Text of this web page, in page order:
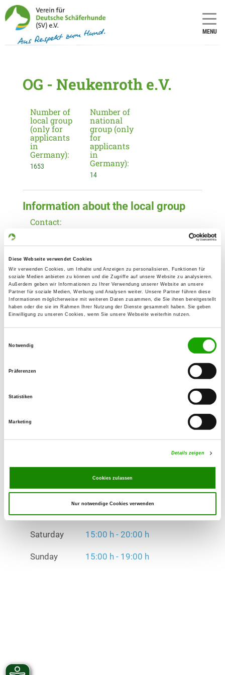
Diese Webseite verwendet Cookies
Wir verwenden Cookies, um Inhalte und Anzeigen zu personalisieren, Funktionen für
soziale Medien anbieten zu können und die Zugriffe auf unsere Website zu analysieren.
Außerdem geben wir Informationen zu Ihrer Verwendung unserer Website an unsere
Partner für soziale Medien, Werbung und Analysen weiter. Unsere Partner führen diese
Informationen möglicherweise mit weiteren Daten zusammen, die Sie ihnen bereitgestellt
haben oder die sie im Rahmen Ihrer Nutzung der Dienste gesammelt haben. Sie geben
Einwilligung zu unseren Cookies, wenn Sie unsere Webseite weiterhin nutzen.
Notwendig
Präferenzen
Statistiken
Marketing
Details zeigen
Cookies zulassen
Nur notwendige Cookies verwenden
MENU
OG - Neukenroth e.V.
Number of
local group
(only for
applicants
in
Germany):
1653
Number of
national
group (only
for
applicants
in
Germany):
14
Information about the local group
Contact:
Vom-Cramer-Klett-Str. 16
96342 Stockheim
Training ground:
Am Größaubach
96342 Stockheim-Neukenroth
Handy:
0151 42826223
E-Mail:
Faehrte, Unterordnung, Schutzdienst
Exercise times in summer:
15:00 h - 19:00 h
Exercise times in winter:
Wednesday 18:00 h - 22:00 h
Saturday 15:00 h - 20:00 h
Sunday 15:00 h - 19:00 h